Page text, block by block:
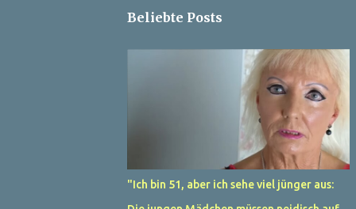
Beliebte Posts
"Ich bin 51, aber ich sehe viel jünger aus: